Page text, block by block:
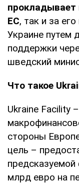
прокладывает
ЕС, так и за
Украине путем
поддержки
шведский
Что такое
Ukraine Facility
стороны
цель –
млрд евро на